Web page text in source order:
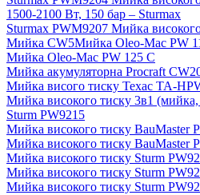
1500-2100 Вт, 150 бар – Sturmax
Sturmax PWM9207 Мийка
Мийка CW5Мийка Oleo-Mac PW
Мийка Oleo-Mac PW 125 C
Мийка акумуляторна Procraft
Мийка висого тиску Техас TA-
Мийка високого тиску 3в1
Sturm PW9215
Мийка високого тиску BauMaster
Мийка високого тиску BauMaster
Мийка високого тиску Sturm
Мийка високого тиску Sturm
Мийка високого тиску Sturm